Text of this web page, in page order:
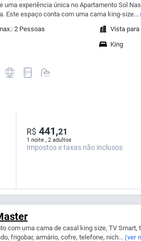
uma experiência única no Apartamento Sol
Este espaço conta com uma cama king-size...
2 Pessoas
Vista para
King
1 noite , 2 adultos
R$ 441,21
Impostos e taxas não inclusos
com uma cama de casal king size, TV Smart,
frigobar, armário, cofre, telefone, nich... (ver